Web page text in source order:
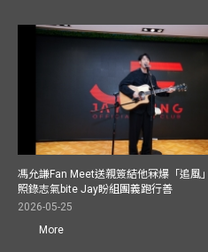
馮允謙Fan Meet送親簽結他冧爆「追風
照錄志氣bite Jay盼組團義跑行善
2026-05-25
More